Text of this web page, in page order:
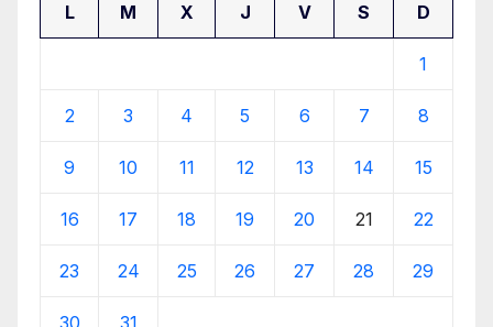
L M X J V S D
1
2 3 4 5 6 7 8
9 10 11 12 13 14 15
16 17 18 19 20 21 22
23 24 25 26 27 28 29